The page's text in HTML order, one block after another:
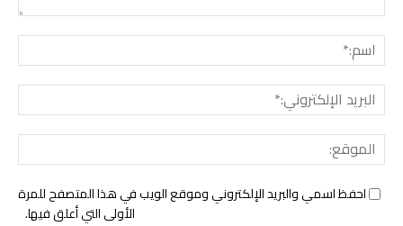
احفظ اسمي والبريد الإلكتروني وموقع الويب في هذا المتصفح للمرة
الأولى التي أعلق فيها.